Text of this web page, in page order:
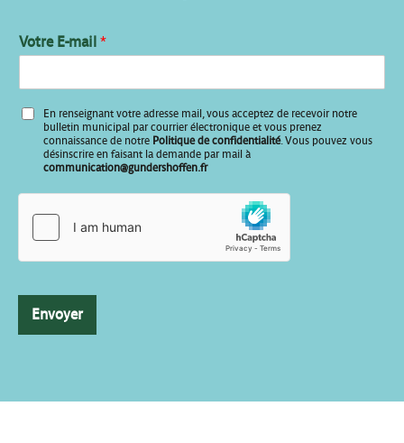
V
o
r
e
V
e
Votre E-mail *
En renseignant votre adresse mail, vous acceptez de recevoir notre
bulletin municipal par courrier électronique et vous prenez
connaissance de notre Politique de confidentialité. Vous pouvez vous
désinscrire en faisant la demande par mail à
communication@gundershoffen.fr
Envoyer